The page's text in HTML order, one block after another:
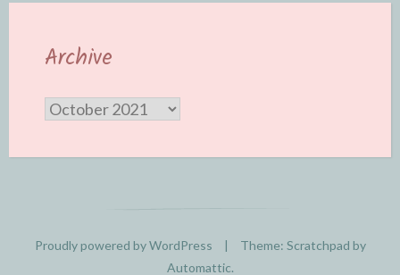
Archive
Archive
Proudly powered by WordPress |
Theme: Scratchpad by
Automattic.